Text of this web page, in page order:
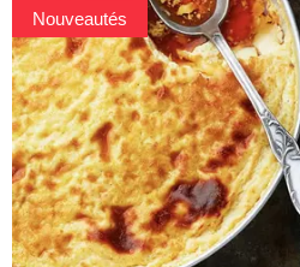
Nouveautés